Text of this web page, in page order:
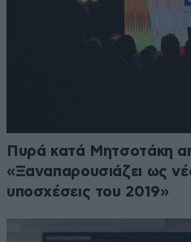
Πυρά κατά Μητσοτάκη
«Ξαναπαρουσιάζει ως
υποσχέσεις του 2019»